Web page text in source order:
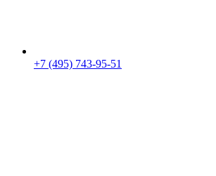
+7 (495) 743-95-51